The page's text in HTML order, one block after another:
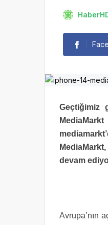
Geçtiğimiz
devam
Avrupa’nın